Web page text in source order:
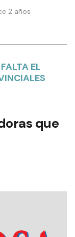
2 años
EL
que